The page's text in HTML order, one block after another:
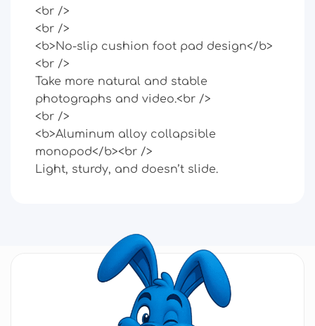
<br />
<br />
<b>No-slip cushion foot pad design</b>
<br />
Take more natural and stable
photographs and video.<br />
<br />
<b>Aluminum alloy collapsible
monopod</b><br />
Light, sturdy, and doesn’t slide.